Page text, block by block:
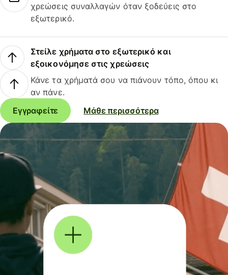
χρεώσεις συναλλαγών όταν ξοδεύεις στο
εξωτερικό.
Στείλε χρήματα στο εξωτερικό και
εξοικονόμησε στις χρεώσεις
Κάνε τα χρήματά σου να πιάνουν τόπο, όπου κι
αν πάνε.
Εγγραφείτε
Μάθε περισσότερα